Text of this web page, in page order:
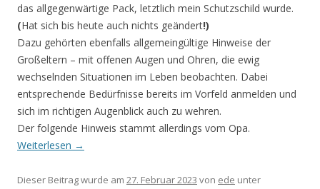
das allgegenwär­tige Pack, letztlich mein Schutzschild wurde.
(Hat sich bis heute auch nichts geändert!)
Dazu gehörten ebenfalls allgemeingültige Hinweise der
Großeltern – mit offenen Augen und Ohren, die ewig
wechselnden Situationen im Leben beobachten. Dabei
entsprechende Bedürfnisse bereits im Vorfeld anmelden und
sich im richtigen Augenblick auch zu wehren.
Der folgende Hinweis stammt allerdings vom Opa.
Weiterlesen →
Dieser Beitrag wurde am 27. Februar 2023 von ede unter